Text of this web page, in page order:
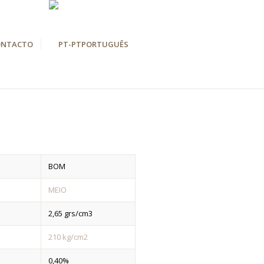
PORTUGUÊS
BOM
MEIO
2,65 grs/cm3
210 kg/cm2
0,40%